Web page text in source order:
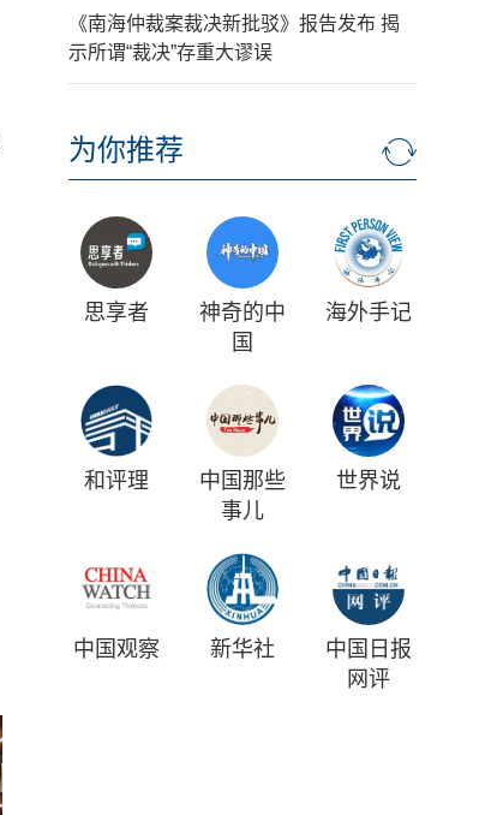
《南海仲裁案裁决新批驳》报告发布 揭
示所谓“裁决”存重大谬误
为你推荐
思享者
神奇的中
国
海外手记
和评理
中国那些
事儿
世界说
中国观察 新华社
中国日报
网评